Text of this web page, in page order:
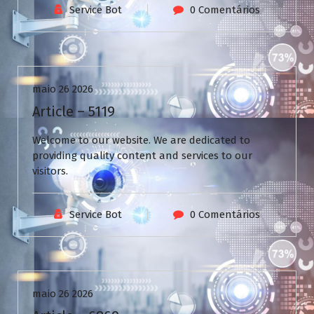
Service Bot 0 Comentários
Uncategorized
maio 26 2026
Article – 5119
Welcome to our website. We are dedicated to
providing quality content and services to our
visitors.
Service Bot 0 Comentários
Uncategorized
maio 26 2026